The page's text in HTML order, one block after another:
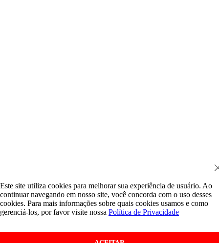
Este site utiliza cookies para melhorar sua experiência de usuário. Ao
continuar navegando em nosso site, você concorda com o uso desses
cookies. Para mais informações sobre quais cookies usamos e como
gerenciá-los, por favor visite nossa Política de Privacidade